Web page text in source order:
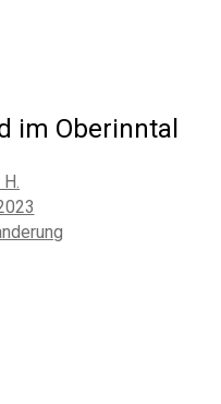
im Oberinntal